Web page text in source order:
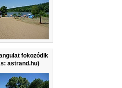
fokozódik
astrand.hu)